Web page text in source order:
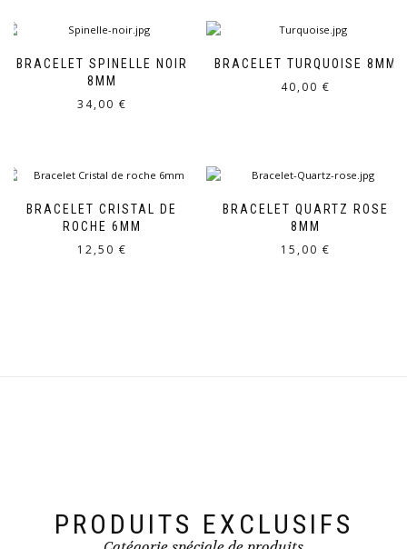
BRACELET SPINELLE NOIR
8MM
34,00 €
BRACELET TURQUOISE 8MM
40,00 €
BRACELET CRISTAL DE
ROCHE 6MM
12,50 €
BRACELET QUARTZ ROSE
8MM
15,00 €
PRODUITS EXCLUSIFS